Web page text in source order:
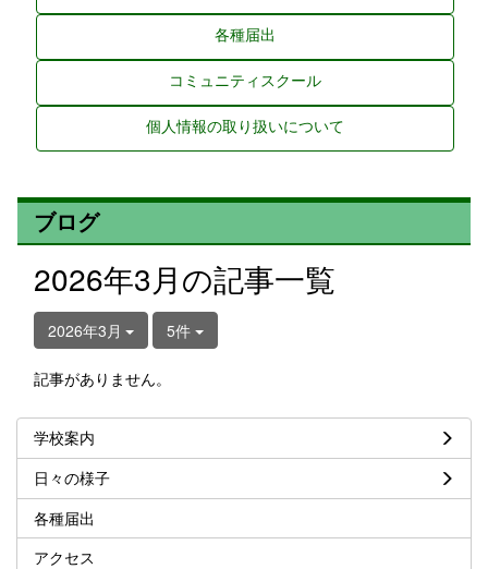
各種届出
コミュニティスクール
個人情報の取り扱いについて
ブログ
2026年3月の記事一覧
2026年3月 5件
記事がありません。
学校案内
日々の様子
各種届出
アクセス